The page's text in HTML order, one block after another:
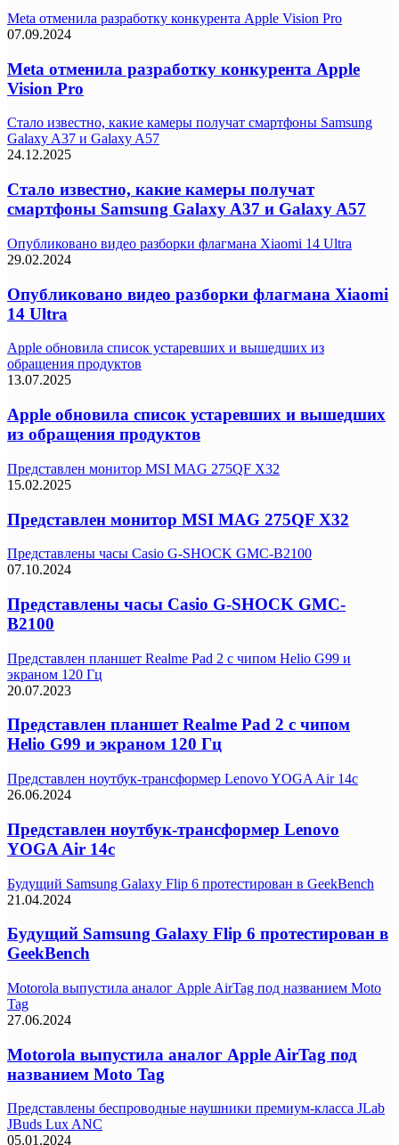
Meta отменила разработку конкурента Apple Vision Pro
07.09.2024
Meta отменила разработку конкурента Apple
Vision Pro
Стало известно, какие камеры получат смартфоны Samsung
Galaxy A37 и Galaxy A57
24.12.2025
Стало известно, какие камеры получат
смартфоны Samsung Galaxy A37 и Galaxy A57
Опубликовано видео разборки флагмана Xiaomi 14 Ultra
29.02.2024
Опубликовано видео разборки флагмана Xiaomi
14 Ultra
Apple обновила список устаревших и вышедших из
обращения продуктов
13.07.2025
Apple обновила список устаревших и вышедших
из обращения продуктов
Представлен монитор MSI MAG 275QF X32
15.02.2025
Представлен монитор MSI MAG 275QF X32
Представлены часы Casio G-SHOCK GMC-B2100
07.10.2024
Представлены часы Casio G-SHOCK GMC-
B2100
Представлен планшет Realme Pad 2 с чипом Helio G99 и
экраном 120 Гц
20.07.2023
Представлен планшет Realme Pad 2 с чипом
Helio G99 и экраном 120 Гц
Представлен ноутбук-трансформер Lenovo YOGA Air 14c
26.06.2024
Представлен ноутбук-трансформер Lenovo
YOGA Air 14c
Будущий Samsung Galaxy Flip 6 протестирован в GeekBench
21.04.2024
Будущий Samsung Galaxy Flip 6 протестирован в
GeekBench
Motorola выпустила аналог Apple AirTag под названием Moto
Tag
27.06.2024
Motorola выпустила аналог Apple AirTag под
названием Moto Tag
Представлены беспроводные наушники премиум-класса JLab
JBuds Lux ANC
05.01.2024